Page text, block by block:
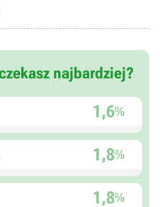
najbardziej?
1,6%
1,8%
1,8%